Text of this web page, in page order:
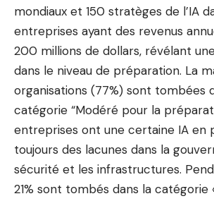
mondiaux et 150 stratèges de l’IA
entreprises ayant des revenus
200 millions de dollars, révélant
dans le niveau de préparation. La
organisations (77%) sont tombées
catégorie “Modéré pour la
entreprises ont une certaine IA en
toujours des lacunes dans la
sécurité et les infrastructures.
21% sont tombés dans la catégorie